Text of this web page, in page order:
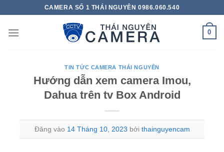
nội
CAMERA SỐ 1 THÁI NGUYÊN 0986.060.540
0
TIN TỨC CAMERA THÁI NGUYÊN
Hướng dẫn xem camera Imou,
Dahua trên tv Box Android
Đăng vào 14 Tháng 10, 2023 bởi thainguyencam